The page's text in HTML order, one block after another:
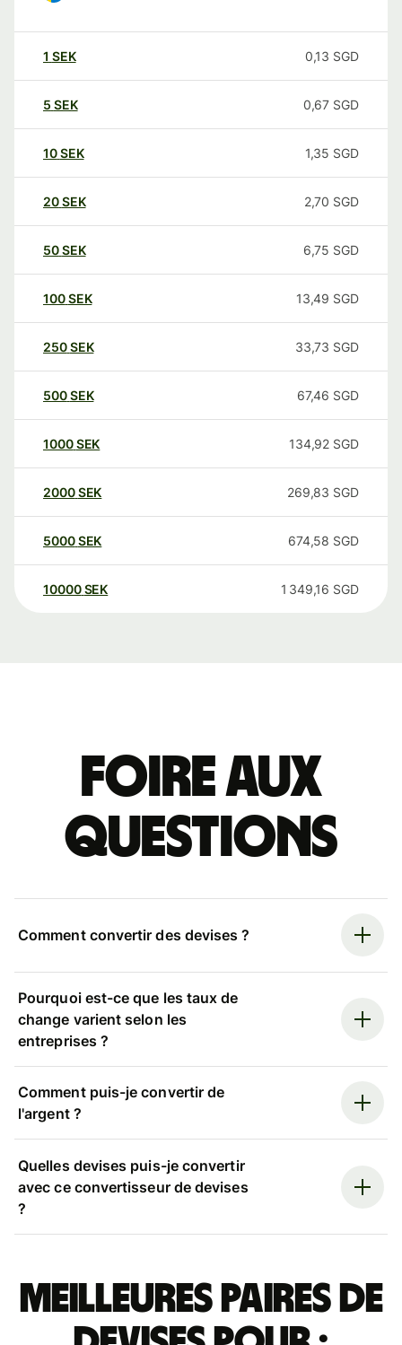
1 SEK 0,13 SGD
5 SEK 0,67 SGD
10SEK 1,35 SGD
20SEK 2,70 SGD
50SEK 6,75 SGD
100SEK 13,49 SGD
250SEK 33,73 SGD
500SEK 67,46 SGD
1000SEK 134,92 SGD
2000SEK 269,83 SGD
5000SEK 674,58 SGD
10000 SEK 1 349,16 SGD
Foire aux
questions
Comment convertir des devises ?
Pourquoi est-ce que les taux de
change varient selon les
entreprises ?
Comment puis-je convertir de
l'argent ?
Quelles devises puis-je convertir
avec ce convertisseur de devises
?
Meilleures paires de